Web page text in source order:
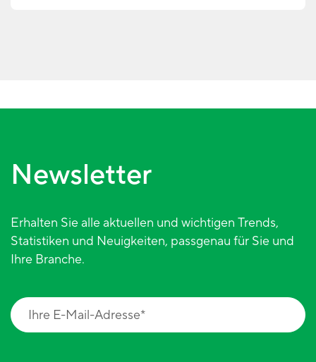
Newsletter
Erhalten Sie alle aktuellen und wichtigen Trends,
Statistiken und Neuigkeiten, passgenau für Sie und
Ihre Branche.